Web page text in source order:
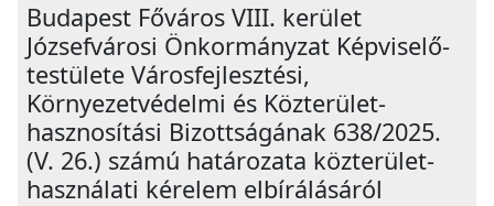
Budapest Főváros VIII. kerület
Józsefvárosi Önkormányzat Képviselő-
testülete Városfejlesztési,
Környezetvédelmi és Közterület-
hasznosítási Bizottságának 638/2025.
(V. 26.) számú határozata közterület-
használati kérelem elbírálásáról